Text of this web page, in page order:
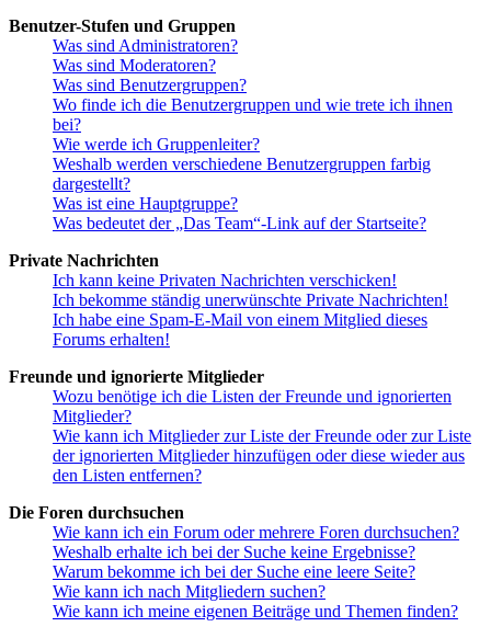
Benutzer-Stufen und Gruppen
Was sind Administratoren?
Was sind Moderatoren?
Was sind Benutzergruppen?
Wo finde ich die Benutzergruppen und wie trete ich ihnen
bei?
Wie werde ich Gruppenleiter?
Weshalb werden verschiedene Benutzergruppen farbig
dargestellt?
Was ist eine Hauptgruppe?
Was bedeutet der „Das Team“-Link auf der Startseite?
Private Nachrichten
Ich kann keine Privaten Nachrichten verschicken!
Ich bekomme ständig unerwünschte Private Nachrichten!
Ich habe eine Spam-E-Mail von einem Mitglied dieses
Forums erhalten!
Freunde und ignorierte Mitglieder
Wozu benötige ich die Listen der Freunde und ignorierten
Mitglieder?
Wie kann ich Mitglieder zur Liste der Freunde oder zur Liste
der ignorierten Mitglieder hinzufügen oder diese wieder aus
den Listen entfernen?
Die Foren durchsuchen
Wie kann ich ein Forum oder mehrere Foren durchsuchen?
Weshalb erhalte ich bei der Suche keine Ergebnisse?
Warum bekomme ich bei der Suche eine leere Seite?
Wie kann ich nach Mitgliedern suchen?
Wie kann ich meine eigenen Beiträge und Themen finden?